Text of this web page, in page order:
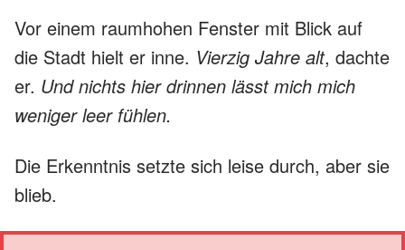
Vor einem raumhohen Fenster mit Blick auf
die Stadt hielt er inne. Vierzig Jahre alt, dachte
er. Und nichts hier drinnen lässt mich mich
weniger leer fühlen.
Die Erkenntnis setzte sich leise durch, aber sie
blieb.